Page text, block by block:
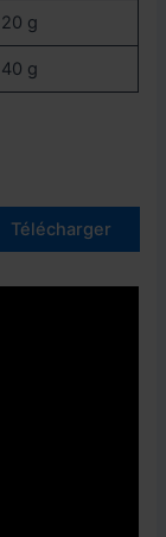
20 g
40 g
Télécharger